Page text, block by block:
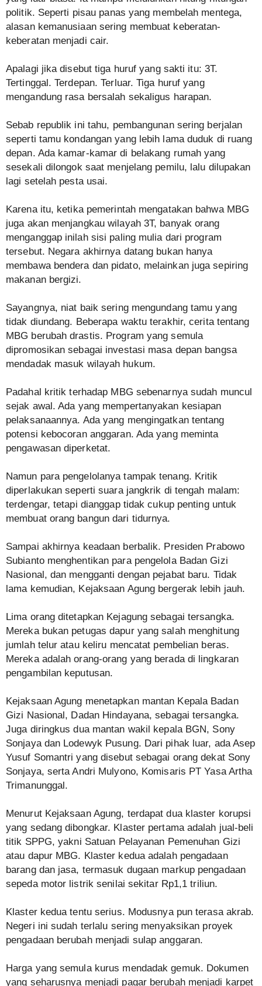
politik. Seperti pisau panas yang membelah mentega,
alasan kemanusiaan sering membuat keberatan-
keberatan menjadi cair.
Apalagi jika disebut tiga huruf yang sakti itu: 3T.
Tertinggal. Terdepan. Terluar. Tiga huruf yang
mengandung rasa bersalah sekaligus harapan.
Sebab republik ini tahu, pembangunan sering berjalan
seperti tamu kondangan yang lebih lama duduk di ruang
depan. Ada kamar-kamar di belakang rumah yang
sesekali dilongok saat menjelang pemilu, lalu dilupakan
lagi setelah pesta usai.
Karena itu, ketika pemerintah mengatakan bahwa MBG
juga akan menjangkau wilayah 3T, banyak orang
menganggap inilah sisi paling mulia dari program
tersebut. Negara akhirnya datang bukan hanya
membawa bendera dan pidato, melainkan juga sepiring
makanan bergizi.
Sayangnya, niat baik sering mengundang tamu yang
tidak diundang. Beberapa waktu terakhir, cerita tentang
MBG berubah drastis. Program yang semula
dipromosikan sebagai investasi masa depan bangsa
mendadak masuk wilayah hukum.
Padahal kritik terhadap MBG sebenarnya sudah muncul
sejak awal. Ada yang mempertanyakan kesiapan
pelaksanaannya. Ada yang mengingatkan tentang
potensi kebocoran anggaran. Ada yang meminta
pengawasan diperketat.
Namun para pengelolanya tampak tenang. Kritik
diperlakukan seperti suara jangkrik di tengah malam:
terdengar, tetapi dianggap tidak cukup penting untuk
membuat orang bangun dari tidurnya.
Sampai akhirnya keadaan berbalik. Presiden Prabowo
Subianto menghentikan para pengelola Badan Gizi
Nasional, dan mengganti dengan pejabat baru. Tidak
lama kemudian, Kejaksaan Agung bergerak lebih jauh.
Lima orang ditetapkan Kejagung sebagai tersangka.
Mereka bukan petugas dapur yang salah menghitung
jumlah telur atau keliru mencatat pembelian beras.
Mereka adalah orang-orang yang berada di lingkaran
pengambilan keputusan.
Kejaksaan Agung menetapkan mantan Kepala Badan
Gizi Nasional, Dadan Hindayana, sebagai tersangka.
Juga diringkus dua mantan wakil kepala BGN, Sony
Sonjaya dan Lodewyk Pusung. Dari pihak luar, ada Asep
Yusuf Somantri yang disebut sebagai orang dekat Sony
Sonjaya, serta Andri Mulyono, Komisaris PT Yasa Artha
Trimanunggal.
Menurut Kejaksaan Agung, terdapat dua klaster korupsi
yang sedang dibongkar. Klaster pertama adalah jual-beli
titik SPPG, yakni Satuan Pelayanan Pemenuhan Gizi
atau dapur MBG. Klaster kedua adalah pengadaan
barang dan jasa, termasuk dugaan markup pengadaan
sepeda motor listrik senilai sekitar Rp1,1 triliun.
Klaster kedua tentu serius. Modusnya pun terasa akrab.
Negeri ini sudah terlalu sering menyaksikan proyek
pengadaan berubah menjadi sulap anggaran.
Harga yang semula kurus mendadak gemuk. Dokumen
yang seharusnya menjadi pagar berubah menjadi karpet